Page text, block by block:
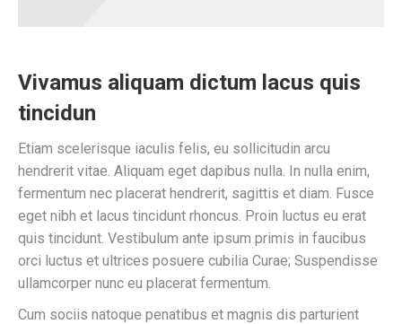
Vivamus aliquam dictum lacus quis
tincidun
Etiam scelerisque iaculis felis, eu sollicitudin arcu
hendrerit vitae. Aliquam eget dapibus nulla. In nulla enim,
fermentum nec placerat hendrerit, sagittis et diam. Fusce
eget nibh et lacus tincidunt rhoncus. Proin luctus eu erat
quis tincidunt. Vestibulum ante ipsum primis in faucibus
orci luctus et ultrices posuere cubilia Curae; Suspendisse
ullamcorper nunc eu placerat fermentum.
Cum sociis natoque penatibus et magnis dis parturient